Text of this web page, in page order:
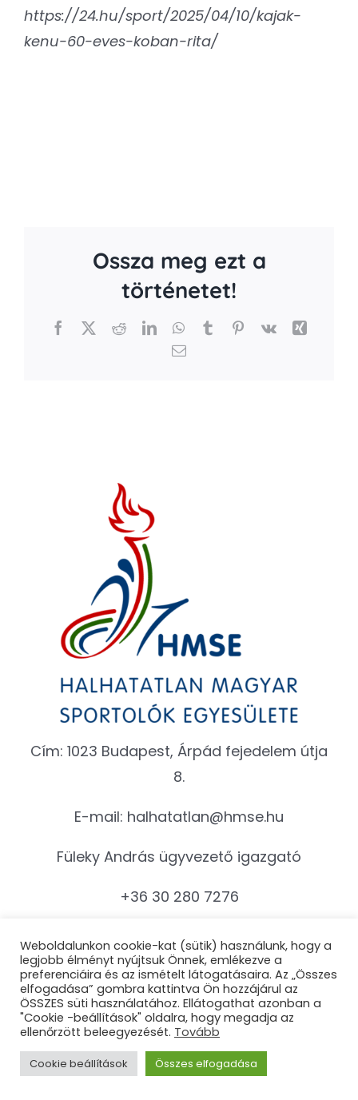
https://24.hu/sport/2025/04/10/kajak-
kenu-60-eves-koban-rita/
Ossza meg ezt a
történetet!
Facebook RedditLinkedInWhatsApp
TumblrPinterest
Vk
Xing
Email
Cím: 1023 Budapest, Árpád fejedelem útja
8.
E-mail: halhatatlan@hmse.hu
Füleky András ügyvezető igazgató
+36 30 280 7276
fuleky.andras@hmse.hu
Hasznos Linkek
Szabályzat
Weboldalunkon cookie-kat (sütik) használunk, hogy a
legjobb élményt nyújtsuk Önnek, emlékezve a
preferenciáira és az ismételt látogatásaira. Az „Összes
elfogadása” gombra kattintva Ön hozzájárul az
ÖSSZES süti használatához. Ellátogathat azonban a
"Cookie -beállítások" oldalra, hogy megadja az
ellenőrzött beleegyezését. Tovább
Cookie beállítások Összes elfogadása